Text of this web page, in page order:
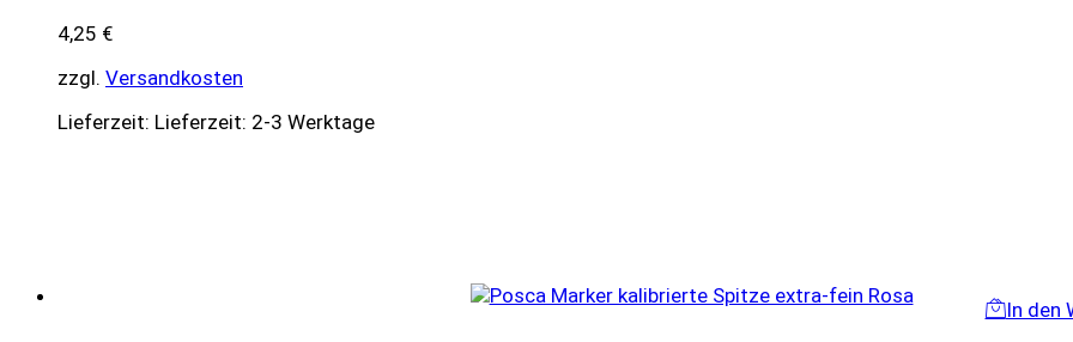
4,25 €
zzgl. Versandkosten
Lieferzeit: Lieferzeit: 2-3 Werktage
In den